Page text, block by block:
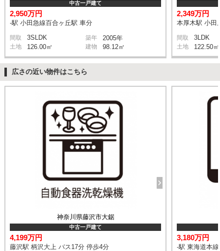
中古一戸建て
2,950万円
-駅 小田急線百合ヶ丘駅 車分
間取 3SLDK 築年 2005年
土地 126.00㎡ 建物 98.12㎡
2,349万円
本厚木駅 小田
間取 3LDK
土地 122.50㎡
広さの近い物件はこちら
神奈川県藤沢市大鋸
中古一戸建て
4,199万円
藤沢駅 柄沢大上 バス17分 停歩4分
3,180万円
-駅 東海道本